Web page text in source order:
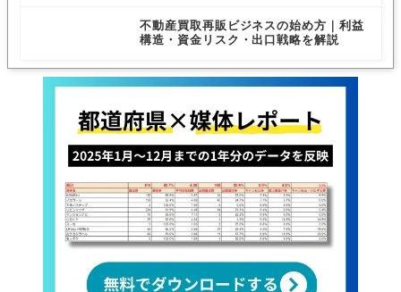
不動産買取再販ビジネスの始め方｜利益
構造・資金リスク・出口戦略を解説